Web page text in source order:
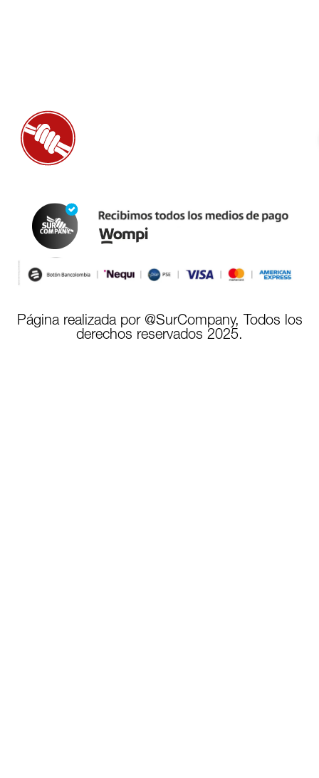
Página realizada por @SurCompany, Todos los
derechos reservados 2025.